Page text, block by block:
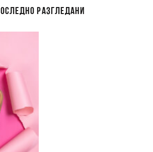
РАЗГЛЕДАНИ